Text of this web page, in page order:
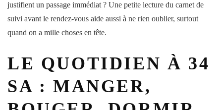
justifient un passage immédiat ? Une petite lecture du carnet de
suivi avant le rendez-vous aide aussi à ne rien oublier, surtout
quand on a mille choses en tête.
LE QUOTIDIEN À 34
SA : MANGER,